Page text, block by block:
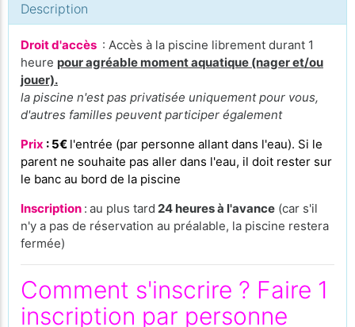
Description
Droit d'accès : Accès à la piscine librement durant 1
heure pour agréable moment aquatique (nager et/ou
jouer).
la piscine n'est pas privatisée uniquement pour vous,
d'autres familles peuvent participer également
Prix : 5€ l'entrée (par personne allant dans l'eau). Si le
parent ne souhaite pas aller dans l'eau, il doit rester sur
le banc au bord de la piscine
Inscription : au plus tard 24 heures à l'avance (car s'il
n'y a pas de réservation au préalable, la piscine restera
fermée)
Comment s'inscrire ? Faire 1
inscription par personne